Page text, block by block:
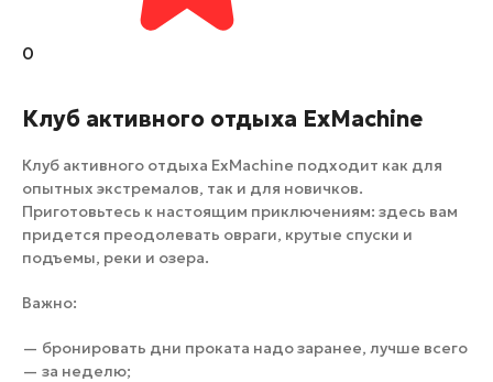
0
Клуб активного отдыха ExMachine
Клуб активного отдыха ExMachine подходит как для
опытных экстремалов, так и для новичков.
Приготовьтесь к настоящим приключениям: здесь вам
придется преодолевать овраги, крутые спуски и
подъемы, реки и озера.
Важно:
— бронировать дни проката надо заранее, лучше всего
— за неделю;